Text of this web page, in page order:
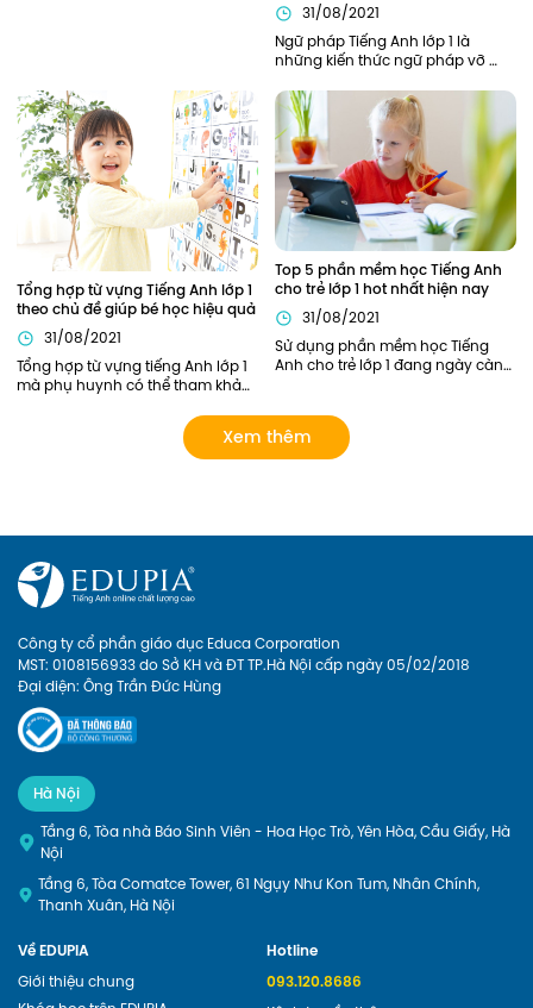
vựng tiếng Anh lớp 4 cũng đóng
vai trò quan trọng xuyên suốt
toàn bộ chương trình học tiếng
Anh lớp 4 của các bạn nhỏ.
31/08/2021
Ngữ pháp Tiếng Anh lớp 1 là
những kiến thức ngữ pháp vỡ
chinh phục Tiếng Anh của bé. Vì
là nền tảng đầu tiên nên phần
kiến thức này cần được củng cố
chắc chắn. Vậy nên áp dụng
phương pháp nào để trẻ có thể
nắm chắc ngữ pháp Tiếng Anh
ngay từ khi học lớp 1?
Tổng hợp từ vựng Tiếng Anh lớp 1
theo chủ đề giúp bé học hiệu quả
31/08/2021
Tổng hợp từ vựng tiếng Anh lớp 1
mà phụ huynh có thể tham khảo.
chọn các khóa học của Edupia
để cập nhật cho con hệ thống từ
vựng đầy đủ và bài bản nhất!
Top 5 phần mềm học Tiếng Anh
cho trẻ lớp 1 hot nhất hiện nay
31/08/2021
Sử dụng phần mềm học Tiếng
Anh cho trẻ lớp 1 đang ngày càng
nhiều nỗi lo của các bậc phụ
huynh: không có thời gian đưa
đón con; hạn chế về kinh tế…
Xem thêm
Công ty cổ phần giáo dục Educa Corporation
MST: 0108156933 do Sở KH và ĐT TP.Hà Nội cấp ngày 05/02/2018
Đại diện: Ông Trần Đức Hùng
Hà Nội
Tầng 6, Tòa nhà Báo Sinh Viên - Hoa Học Trò, Yên Hòa, Cầu Giấy, Hà
Nội
Tầng 6, Tòa Comatce Tower, 61 Ngụy Như Kon Tum, Nhân Chính,
Thanh Xuân, Hà Nội
Về EDUPIA
Giới thiệu chung
Hotline
093.120.8686